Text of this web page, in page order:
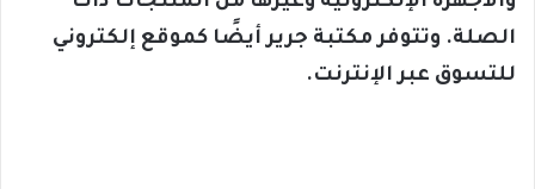
الصلة. وتتوفر مكتبة جرير أيضًا كموقع إلكتروني
للتسوق عبر الإنترنت.